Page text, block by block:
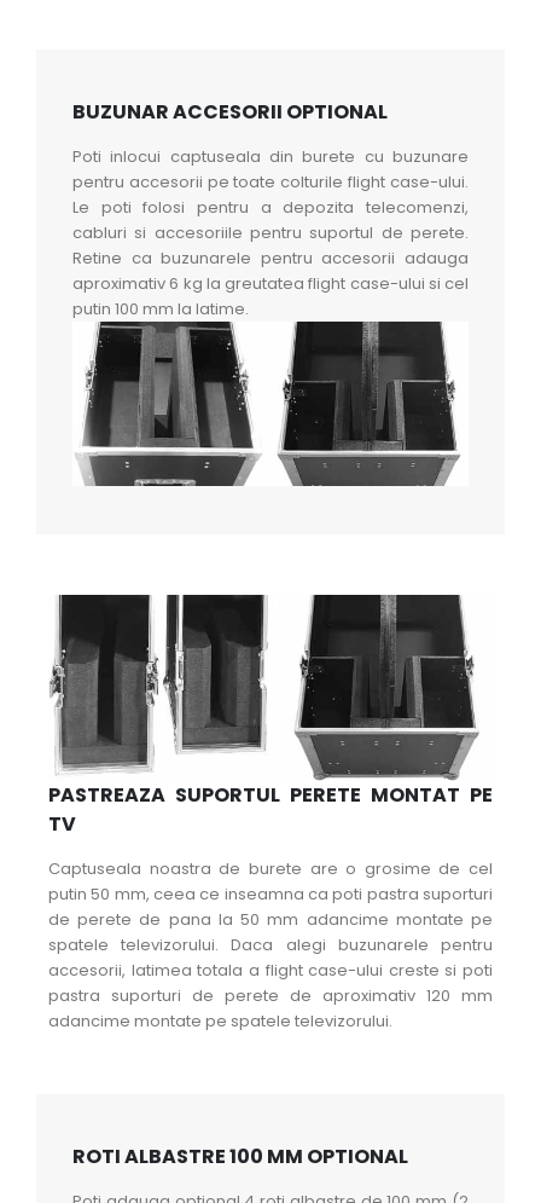
BUZUNAR ACCESORII OPTIONAL
Poti inlocui captuseala din burete cu buzunare
pentru accesorii pe toate colturile flight case-ului.
Le poti folosi pentru a depozita telecomenzi,
cabluri si accesoriile pentru suportul de perete.
Retine ca buzunarele pentru accesorii adauga
aproximativ 6 kg la greutatea flight case-ului si cel
putin 100 mm la latime.
PASTREAZA SUPORTUL PERETE MONTAT PE
TV
Captuseala noastra de burete are o grosime de cel
putin 50 mm, ceea ce inseamna ca poti pastra suporturi
de perete de pana la 50 mm adancime montate pe
spatele televizorului. Daca alegi buzunarele pentru
accesorii, latimea totala a flight case-ului creste si poti
pastra suporturi de perete de aproximativ 120 mm
adancime montate pe spatele televizorului.
ROTI ALBASTRE 100 MM OPTIONAL